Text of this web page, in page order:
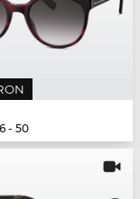
- 50